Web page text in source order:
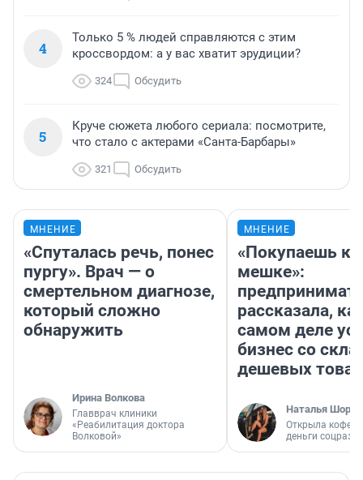
4
Только 5 % людей справляются с этим
кроссвордом: а у вас хватит эрудиции?
324 Обсудить
5
Круче сюжета любого сериала: посмотрите,
что стало с актерами «Санта-Барбары»
321 Обсудить
МНЕНИЕ
«Спуталась речь, понес
пургу». Врач — о
смертельном диагнозе,
который сложно
обнаружить
Ирина Волкова
Главврач клиники
«Реабилитация доктора
Волковой»
МНЕНИЕ
«Покупаешь
мешке»:
рассказала,
самом деле
бизнес со
дешевых
Наталья
Открыла
деньги